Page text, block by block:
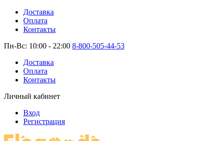
Доставка
Оплата
Контакты
Пн-Вс: 10:00 - 22:00 8-800-505-44-53
Доставка
Оплата
Контакты
Личный кабинет
Вход
Регистрация